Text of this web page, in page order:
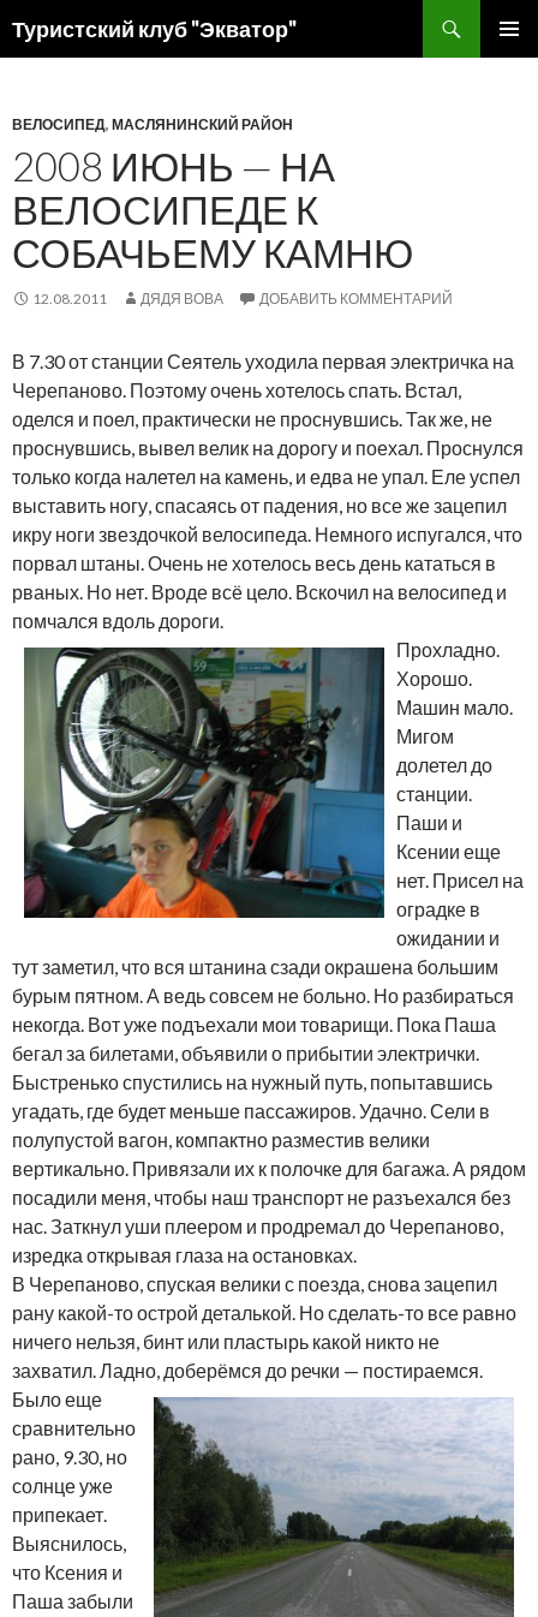
Туристский клуб "Экватор"
ВЕЛОСИПЕД, МАСЛЯНИНСКИЙ РАЙОН
2008 ИЮНЬ — НА
ВЕЛОСИПЕДЕ К
СОБАЧЬЕМУ КАМНЮ
12.08.2011 ДЯДЯ ВОВА ДОБАВИТЬ КОММЕНТАРИЙ
В 7.30 от станции Сеятель уходила первая электричка на
Черепаново. Поэтому очень хотелось спать. Встал,
оделся и поел, практически не проснувшись. Так же, не
проснувшись, вывел велик на дорогу и поехал. Проснулся
только когда налетел на камень, и едва не упал. Еле успел
выставить ногу, спасаясь от падения, но все же зацепил
икру ноги звездочкой велосипеда. Немного испугался, что
порвал штаны. Очень не хотелось весь день кататься в
рваных. Но нет. Вроде всё цело. Вскочил на велосипед и
помчался вдоль дороги.
Прохладно.
Хорошо.
Машин мало.
Мигом
долетел до
станции.
Паши и
Ксении еще
нет. Присел на
оградке в
ожидании и
тут заметил, что вся штанина сзади окрашена большим
бурым пятном. А ведь совсем не больно. Но разбираться
некогда. Вот уже подъехали мои товарищи. Пока Паша
бегал за билетами, объявили о прибытии электрички.
Быстренько спустились на нужный путь, попытавшись
угадать, где будет меньше пассажиров. Удачно. Сели в
полупустой вагон, компактно разместив велики
вертикально. Привязали их к полочке для багажа. А рядом
посадили меня, чтобы наш транспорт не разъехался без
нас. Заткнул уши плеером и продремал до Черепаново,
изредка открывая глаза на остановках.
В Черепаново, спуская велики с поезда, снова зацепил
рану какой-то острой деталькой. Но сделать-то все равно
ничего нельзя, бинт или пластырь какой никто не
захватил. Ладно, доберёмся до речки — постираемся.
Было еще
сравнительно
рано, 9.30, но
солнце уже
припекает.
Выяснилось,
что Ксения и
Паша забыли